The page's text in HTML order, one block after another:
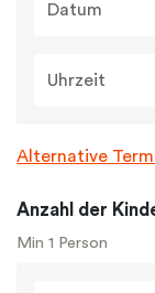
Datum
Uhrzeit
Alternative
Anzahl der
Min 1 Person